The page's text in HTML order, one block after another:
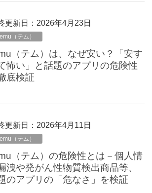
更新日：2026年4月23日
（テム）
（テム）は、なぜ安い？「安す
怖い」と話題のアプリの危険性
底検証
更新日：2026年4月11日
（テム）
（テム）の危険性とは－個人情
洩や発がん性物質検出商品等、
のアプリの「危なさ」を検証